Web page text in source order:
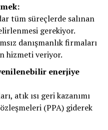
tüm süreçlerde salınan
gerekiyor.
danışmanlık firmaları
hizmeti veriyor.
enerjiye
atık ısı geri kazanımı
(PPA) giderek